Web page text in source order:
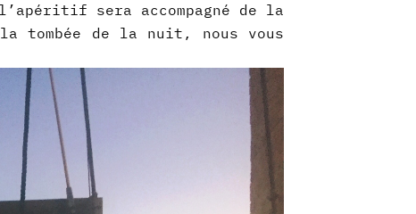
sera accompagné de la
tombée de la nuit, nous vous